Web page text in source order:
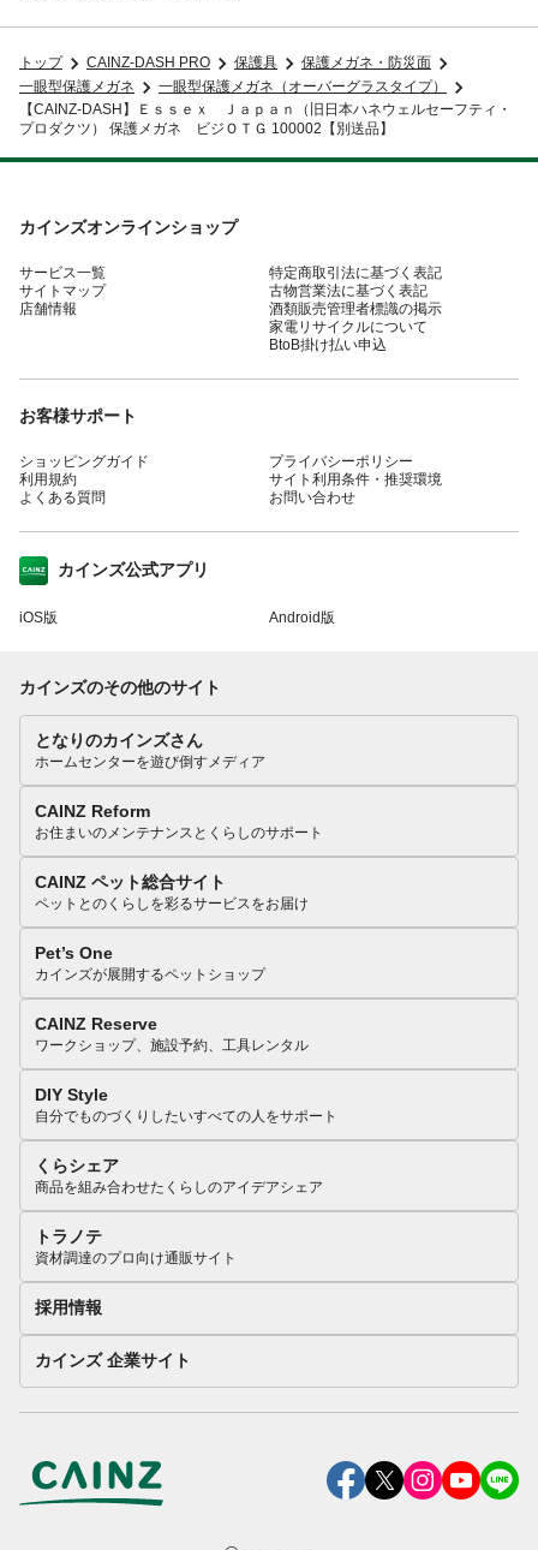
トップ CAINZ-DASH PRO 保護具
保護メガネ・防災面
一眼型保護メガネ
一眼型保護メガネ（オーバーグラスタイプ）
【CAINZ-DASH】Ｅｓｓｅｘ Ｊａｐａｎ（旧日本ハネウェルセーフティ・
プロダクツ） 保護メガネ ビジＯＴＧ 100002【別送品】
カインズオンラインショップ
サービス一覧
サイトマップ
店舗情報
特定商取引法に基づく表記
古物営業法に基づく表記
酒類販売管理者標識の掲示
家電リサイクルについて
BtoB掛け払い申込
お客様サポート
ショッピングガイド
利用規約
よくある質問
プライバシーポリシー
サイト利用条件・推奨環境
お問い合わせ
カインズ公式アプリ
iOS版 Android版
カインズのその他のサイト
となりのカインズさん
ホームセンターを遊び倒すメディア
CAINZ Reform
お住まいのメンテナンスとくらしのサポート
CAINZ ペット総合サイト
ペットとのくらしを彩るサービスをお届け
Pet’s One
カインズが展開するペットショップ
CAINZ Reserve
ワークショップ、施設予約、工具レンタル
DIY Style
自分でものづくりしたいすべての人をサポート
くらシェア
商品を組み合わせたくらしのアイデアシェア
トラノテ
資材調達のプロ向け通販サイト
採用情報
カインズ 企業サイト